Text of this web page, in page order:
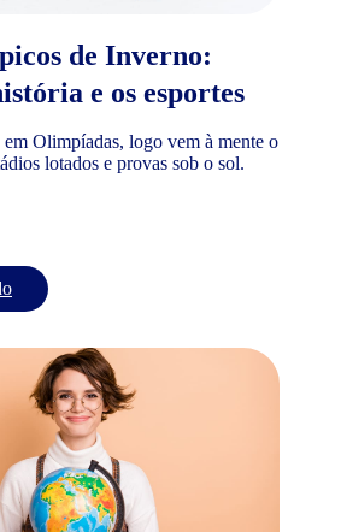
de Inverno:
e os esportes
em Olimpíadas, logo vem à mente o
lotados e provas sob o sol.